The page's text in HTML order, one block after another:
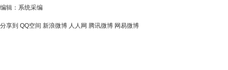
编辑：系统采编
分享到 QQ空间 新浪微博 人人网 腾讯微博 网易微博